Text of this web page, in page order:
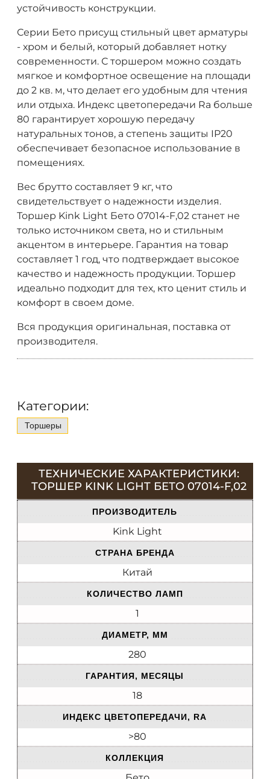
устойчивость конструкции.
Серии Бето присущ стильный цвет арматуры
- хром и белый, который добавляет нотку
современности. С торшером можно создать
мягкое и комфортное освещение на площади
до 2 кв. м, что делает его удобным для чтения
или отдыха. Индекс цветопередачи Ra больше
80 гарантирует хорошую передачу
натуральных тонов, а степень защиты IP20
обеспечивает безопасное использование в
помещениях.
Вес брутто составляет 9 кг, что
свидетельствует о надежности изделия.
Торшер Kink Light Бето 07014-F,02 станет не
только источником света, но и стильным
акцентом в интерьере. Гарантия на товар
составляет 1 год, что подтверждает высокое
качество и надежность продукции. Торшер
идеально подходит для тех, кто ценит стиль и
комфорт в своем доме.
Вся продукция оригинальная, поставка от
производителя.
Категории:
Торшеры
ТЕХНИЧЕСКИЕ ХАРАКТЕРИСТИКИ:
ТОРШЕР KINK LIGHT БЕТО 07014-F,02
ПРОИЗВОДИТЕЛЬ
Kink Light
СТРАНА БРЕНДА
Китай
КОЛИЧЕСТВО ЛАМП
1
ДИАМЕТР, ММ
280
ГАРАНТИЯ, МЕСЯЦЫ
18
ИНДЕКС ЦВЕТОПЕРЕДАЧИ, RA
>80
КОЛЛЕКЦИЯ